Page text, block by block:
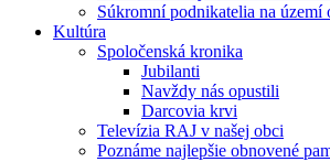
Súkromní podnikatelia na území
Kultúra
Spoločenská kronika
Jubilanti
Navždy nás opustili
Darcovia krvi
Televízia RAJ v našej obci
Poznáme najlepšie obnovené